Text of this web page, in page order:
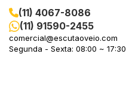
(11) 4067-8086
(11) 91590-2455
comercial@escutaoveio.com
Segunda - Sexta: 08:00 ~ 17:30